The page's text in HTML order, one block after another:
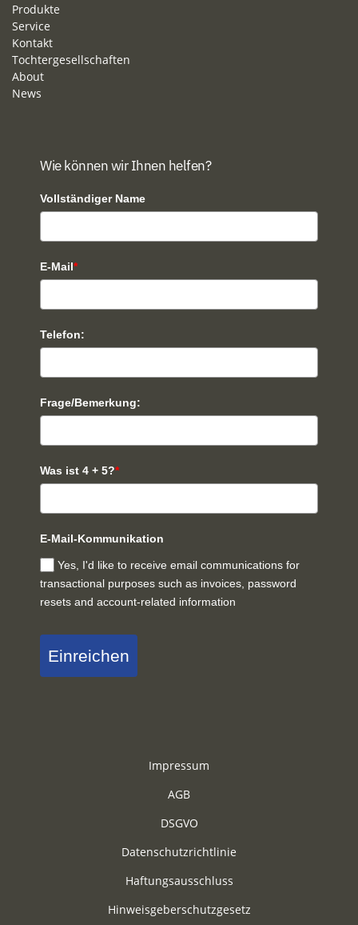
Produkte
Service
Kontakt
Tochtergesellschaften
About
News
Wie können wir Ihnen helfen?
Vollständiger Name
E-Mail*
Telefon:
Frage/Bemerkung:
Was ist 4 + 5?*
E-Mail-Kommunikation
Yes, I'd like to receive email communications for
transactional purposes such as invoices, password
resets and account-related information
Einreichen
Impressum
AGB
DSGVO
Datenschutzrichtlinie
Haftungsausschluss
Hinweisgeberschutzgesetz